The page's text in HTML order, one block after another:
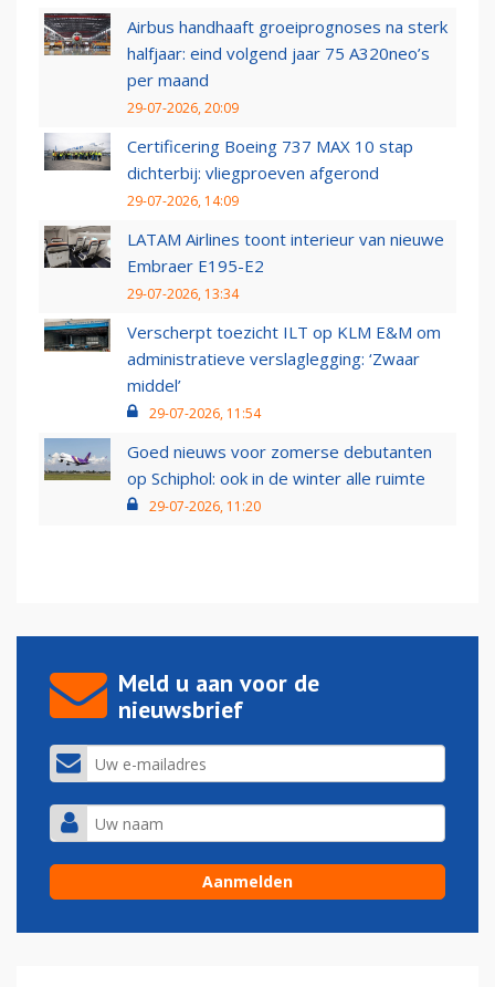
Airbus handhaaft groeiprognoses na sterk
halfjaar: eind volgend jaar 75 A320neo’s
per maand
29-07-2026, 20:09
Certificering Boeing 737 MAX 10 stap
dichterbij: vliegproeven afgerond
29-07-2026, 14:09
LATAM Airlines toont interieur van nieuwe
Embraer E195-E2
29-07-2026, 13:34
Verscherpt toezicht ILT op KLM E&M om
administratieve verslaglegging: ‘Zwaar
middel’
29-07-2026, 11:54
Goed nieuws voor zomerse debutanten
op Schiphol: ook in de winter alle ruimte
29-07-2026, 11:20
Meld u aan voor de
nieuwsbrief